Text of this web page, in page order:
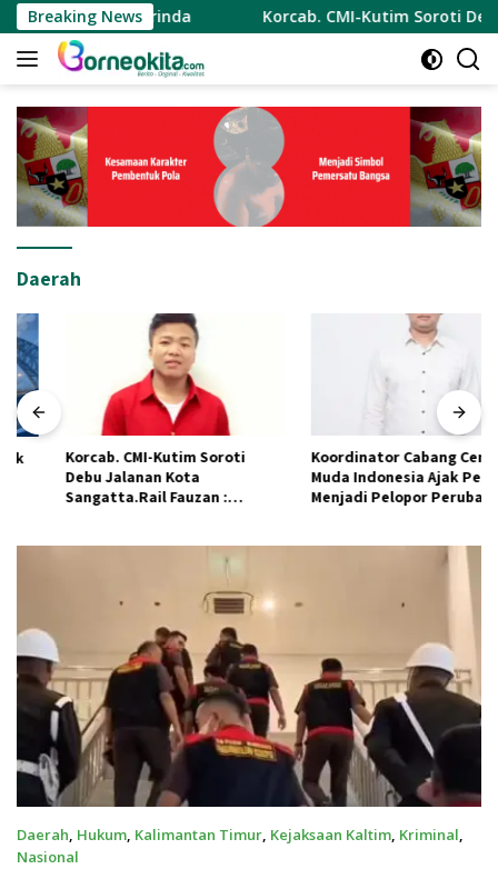
Langsung
ke
konten
Breaking News
Samarinda Korcab. CMI-Kutim Soroti Debu
Daerah
Korcab. CMI-Kutim Soroti
Debu Jalanan Kota
Sangatta.Rail Fauzan :
Koordinator Cabang Cermin
Muda Indonesia Ajak Pemuda
Menjadi Pelopor Perubahan
Daerah, Hukum, Kalimantan Timur, Kejaksaan Kaltim, Kriminal,
Nasional